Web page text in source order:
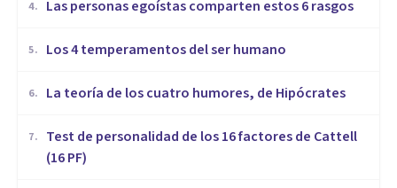
4. Las personas egoístas comparten estos 6 rasgos
5. Los 4 temperamentos del ser humano
6. ​La teoría de los cuatro humores, de Hipócrates
7.
Test de personalidad de los 16 factores de Cattell
(16 PF)